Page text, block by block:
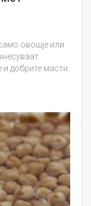
овошје или
добрите масти.